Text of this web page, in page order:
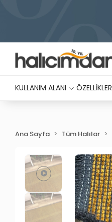
KULLANIM ALANI ÖZELLİKLER
Ana Sayfa Tüm Halılar